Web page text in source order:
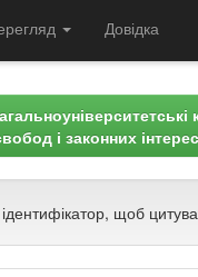
Довідка
і законних
щоб